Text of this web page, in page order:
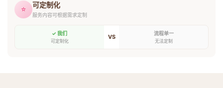
⭐ 可定制化
服务内容可根据需求定制
✓ 我们
可定制化
VS 流程单一
无法定制